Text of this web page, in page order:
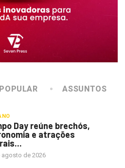
POPULAR ASSUNTOS
Day reúne brechós,
e atrações
agosto de 2026